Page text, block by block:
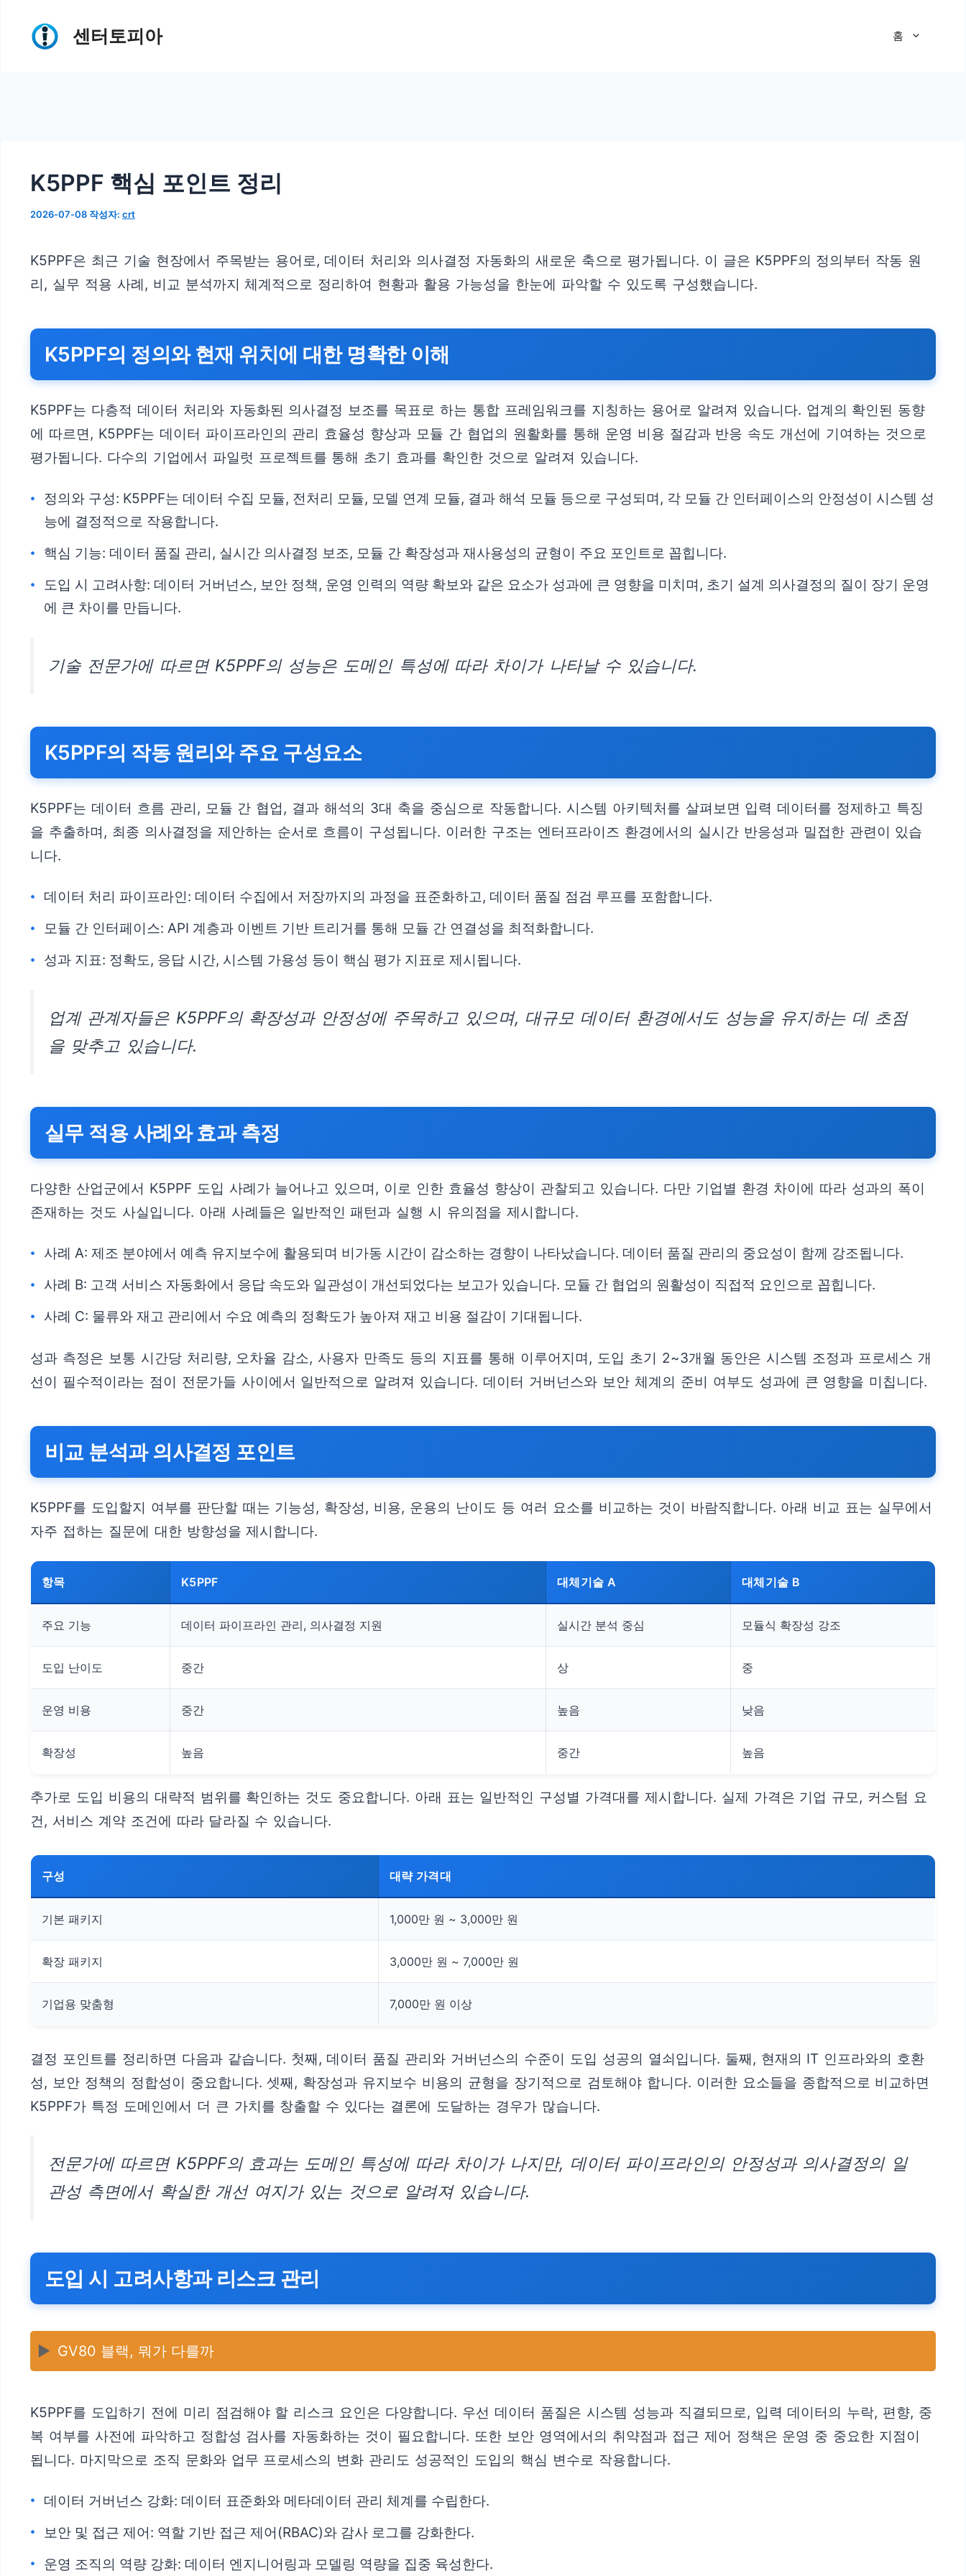
센터토피아 홈
K5PPF 핵심 포인트 정리
2026-07-08 작성자: crt
K5PPF은 최근 기술 현장에서 주목받는 용어로, 데이터 처리와 의사결정 자동화의 새로운 축으로 평가됩니다. 이 글은 K5PPF의 정의부터 작동 원
리, 실무 적용 사례, 비교 분석까지 체계적으로 정리하여 현황과 활용 가능성을 한눈에 파악할 수 있도록 구성했습니다.
K5PPF의 정의와 현재 위치에 대한 명확한 이해
K5PPF는 다층적 데이터 처리와 자동화된 의사결정 보조를 목표로 하는 통합 프레임워크를 지칭하는 용어로 알려져 있습니다. 업계의 확인된 동향
에 따르면, K5PPF는 데이터 파이프라인의 관리 효율성 향상과 모듈 간 협업의 원활화를 통해 운영 비용 절감과 반응 속도 개선에 기여하는 것으로
평가됩니다. 다수의 기업에서 파일럿 프로젝트를 통해 초기 효과를 확인한 것으로 알려져 있습니다.
정의와 구성: K5PPF는 데이터 수집 모듈, 전처리 모듈, 모델 연계 모듈, 결과 해석 모듈 등으로 구성되며, 각 모듈 간 인터페이스의 안정성이 시스템 성
능에 결정적으로 작용합니다.
핵심 기능: 데이터 품질 관리, 실시간 의사결정 보조, 모듈 간 확장성과 재사용성의 균형이 주요 포인트로 꼽힙니다.
도입 시 고려사항: 데이터 거버넌스, 보안 정책, 운영 인력의 역량 확보와 같은 요소가 성과에 큰 영향을 미치며, 초기 설계 의사결정의 질이 장기 운영
에 큰 차이를 만듭니다.
기술 전문가에 따르면 K5PPF의 성능은 도메인 특성에 따라 차이가 나타날 수 있습니다.
K5PPF의 작동 원리와 주요 구성요소
K5PPF는 데이터 흐름 관리, 모듈 간 협업, 결과 해석의 3대 축을 중심으로 작동합니다. 시스템 아키텍처를 살펴보면 입력 데이터를 정제하고 특징
을 추출하며, 최종 의사결정을 제안하는 순서로 흐름이 구성됩니다. 이러한 구조는 엔터프라이즈 환경에서의 실시간 반응성과 밀접한 관련이 있습
니다.
데이터 처리 파이프라인: 데이터 수집에서 저장까지의 과정을 표준화하고, 데이터 품질 점검 루프를 포함합니다.
모듈 간 인터페이스: API 계층과 이벤트 기반 트리거를 통해 모듈 간 연결성을 최적화합니다.
성과 지표: 정확도, 응답 시간, 시스템 가용성 등이 핵심 평가 지표로 제시됩니다.
업계 관계자들은 K5PPF의 확장성과 안정성에 주목하고 있으며, 대규모 데이터 환경에서도 성능을 유지하는 데 초점
을 맞추고 있습니다.
실무 적용 사례와 효과 측정
다양한 산업군에서 K5PPF 도입 사례가 늘어나고 있으며, 이로 인한 효율성 향상이 관찰되고 있습니다. 다만 기업별 환경 차이에 따라 성과의 폭이
존재하는 것도 사실입니다. 아래 사례들은 일반적인 패턴과 실행 시 유의점을 제시합니다.
사례 A: 제조 분야에서 예측 유지보수에 활용되며 비가동 시간이 감소하는 경향이 나타났습니다. 데이터 품질 관리의 중요성이 함께 강조됩니다.
사례 B: 고객 서비스 자동화에서 응답 속도와 일관성이 개선되었다는 보고가 있습니다. 모듈 간 협업의 원활성이 직접적 요인으로 꼽힙니다.
사례 C: 물류와 재고 관리에서 수요 예측의 정확도가 높아져 재고 비용 절감이 기대됩니다.
성과 측정은 보통 시간당 처리량, 오차율 감소, 사용자 만족도 등의 지표를 통해 이루어지며, 도입 초기 2~3개월 동안은 시스템 조정과 프로세스 개
선이 필수적이라는 점이 전문가들 사이에서 일반적으로 알려져 있습니다. 데이터 거버넌스와 보안 체계의 준비 여부도 성과에 큰 영향을 미칩니다.
비교 분석과 의사결정 포인트
K5PPF를 도입할지 여부를 판단할 때는 기능성, 확장성, 비용, 운용의 난이도 등 여러 요소를 비교하는 것이 바람직합니다. 아래 비교 표는 실무에서
자주 접하는 질문에 대한 방향성을 제시합니다.
항목 K5PPF 대체기술 A 대체기술 B
주요 기능 데이터 파이프라인 관리, 의사결정 지원 실시간 분석 중심 모듈식 확장성 강조
도입 난이도 중간 상 중
운영 비용 중간 높음 낮음
확장성 높음 중간 높음
추가로 도입 비용의 대략적 범위를 확인하는 것도 중요합니다. 아래 표는 일반적인 구성별 가격대를 제시합니다. 실제 가격은 기업 규모, 커스텀 요
건, 서비스 계약 조건에 따라 달라질 수 있습니다.
구성 대략 가격대
기본 패키지 1,000만 원 ~ 3,000만 원
확장 패키지 3,000만 원 ~ 7,000만 원
기업용 맞춤형 7,000만 원 이상
결정 포인트를 정리하면 다음과 같습니다. 첫째, 데이터 품질 관리와 거버넌스의 수준이 도입 성공의 열쇠입니다. 둘째, 현재의 IT 인프라와의 호환
성, 보안 정책의 정합성이 중요합니다. 셋째, 확장성과 유지보수 비용의 균형을 장기적으로 검토해야 합니다. 이러한 요소들을 종합적으로 비교하면
K5PPF가 특정 도메인에서 더 큰 가치를 창출할 수 있다는 결론에 도달하는 경우가 많습니다.
전문가에 따르면 K5PPF의 효과는 도메인 특성에 따라 차이가 나지만, 데이터 파이프라인의 안정성과 의사결정의 일
관성 측면에서 확실한 개선 여지가 있는 것으로 알려져 있습니다.
도입 시 고려사항과 리스크 관리
▶️ GV80 블랙, 뭐가 다를까
K5PPF를 도입하기 전에 미리 점검해야 할 리스크 요인은 다양합니다. 우선 데이터 품질은 시스템 성능과 직결되므로, 입력 데이터의 누락, 편향, 중
복 여부를 사전에 파악하고 정합성 검사를 자동화하는 것이 필요합니다. 또한 보안 영역에서의 취약점과 접근 제어 정책은 운영 중 중요한 지점이
됩니다. 마지막으로 조직 문화와 업무 프로세스의 변화 관리도 성공적인 도입의 핵심 변수로 작용합니다.
데이터 거버넌스 강화: 데이터 표준화와 메타데이터 관리 체계를 수립한다.
보안 및 접근 제어: 역할 기반 접근 제어(RBAC)와 감사 로그를 강화한다.
운영 조직의 역량 강화: 데이터 엔지니어링과 모델링 역량을 집중 육성한다.